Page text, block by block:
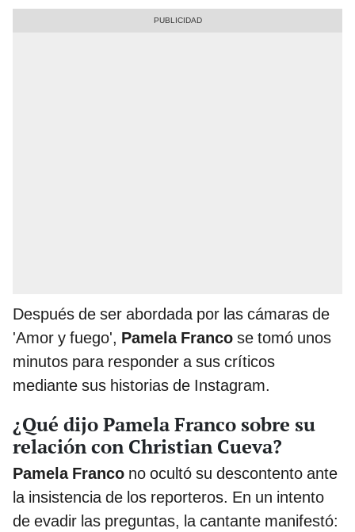
Después de ser abordada por las cámaras de
'Amor y fuego', Pamela Franco se tomó unos
minutos para responder a sus críticos
mediante sus historias de Instagram.
¿Qué dijo Pamela Franco sobre su
relación con Christian Cueva?
Pamela Franco no ocultó su descontento ante
la insistencia de los reporteros. En un intento
de evadir las preguntas, la cantante manifestó: